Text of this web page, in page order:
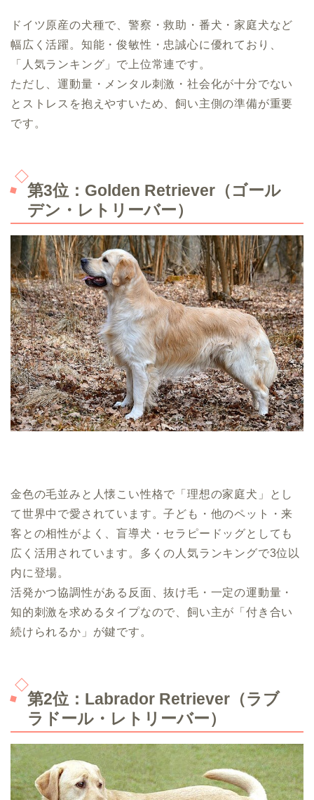
ドイツ原産の犬種で、警察・救助・番犬・家庭犬など
幅広く活躍。知能・俊敏性・忠誠心に優れており、
「人気ランキング」で上位常連です。
ただし、運動量・メンタル刺激・社会化が十分でない
とストレスを抱えやすいため、飼い主側の準備が重要
です。
第3位：Golden Retriever（ゴール
デン・レトリーバー）
金色の毛並みと人懐こい性格で「理想の家庭犬」とし
て世界中で愛されています。子ども・他のペット・来
客との相性がよく、盲導犬・セラピードッグとしても
広く活用されています。多くの人気ランキングで3位以
内に登場。
活発かつ協調性がある反面、抜け毛・一定の運動量・
知的刺激を求めるタイプなので、飼い主が「付き合い
続けられるか」が鍵です。
第2位：Labrador Retriever（ラブ
ラドール・レトリーバー）